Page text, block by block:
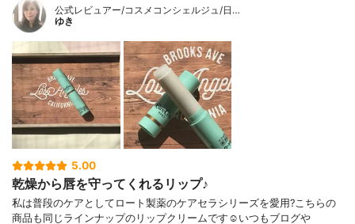
公式レビュアー/コスメコンシェルジュ/日…
ゆき
5.00
乾燥から唇を守ってくれるリップ♪
私は普段のケアとしてロート製薬のケアセラシリーズを愛用?こちらの
商品も同じラインナップのリップクリームです☺️いつもブログや